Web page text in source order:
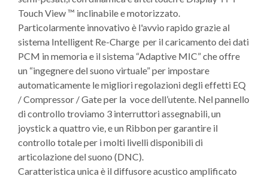
Touch View ™ inclinabile e motorizzato.
Particolarmente innovativo è l'avvio rapido grazie al
sistema Intelligent Re-Charge per il caricamento dei dati
PCM in memoria e il sistema “Adaptive MIC” che offre
un “ingegnere del suono virtuale” per impostare
automaticamente le migliori regolazioni degli effetti EQ
/ Compressor / Gate per la voce dell’utente. Nel pannello
di controllo troviamo 3 interruttori assegnabili, un
joystick a quattro vie, e un Ribbon per garantire il
controllo totale per i molti livelli disponibili di
articolazione del suono (DNC).
Caratteristica unica è il diffusore acustico amplificato